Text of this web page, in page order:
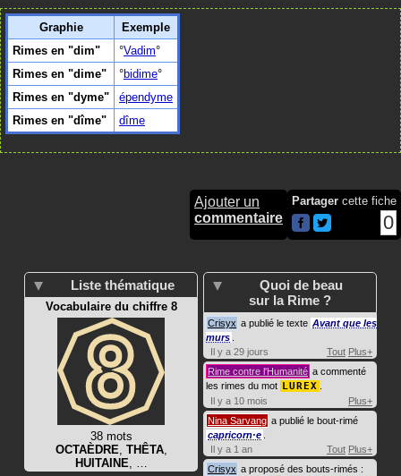
Graphie
Exemple
Rimes en "dim"
Vadim
Rimes en "dime"
bidime
Rimes en "dyme"
épendyme
Rimes en "dîme"
dîme
Ajouter un
commentaire
Partager cette fiche
0
Liste thématique
Vocabulaire du chiffre 8
38 mots
OCTAÈDRE, THÊTA,
HUITAINE, …
Quoi de beau
sur la Rime ?
Crisyx a publié le texte Avant que les
murs
Il y a 29 jours
Tout Plus+
Rime contre l'Humanité a commenté
les rimes du mot LUREX
Il y a 10 mois
Plus+
Nina Sarvang a publié le bout-rimé
capricorn·e
Il y a 1 an
Tout Plus+
Crisyx a proposé des bouts-rimés :